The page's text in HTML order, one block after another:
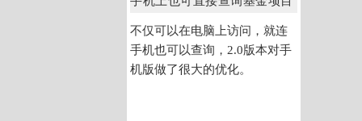
不仅可以在电脑上访问，就连
手机也可以查询，2.0版本对手
机版做了很大的优化。